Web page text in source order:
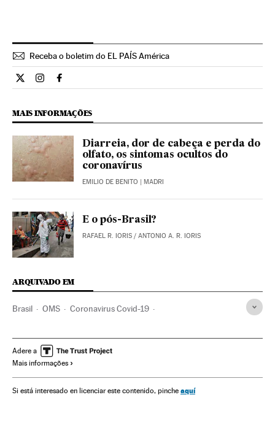
Receba o boletim do EL PAÍS América
Internacional El País Brasil en Twitter
Internacional El País Brasil en Instagram
Internacional El País Brasil en Facebook
MAIS INFORMAÇÕES
Diarreia, dor de cabeça e perda do
olfato, os sintomas ocultos do
coronavírus
EMILIO DE BENITO | MADRI
E o pós-Brasil?
RAFAEL R. IORIS / ANTONIO A. R. IORIS
ARQUIVADO EM
Brasil OMS Coronavirus Covid-19
Doenças infecciosas Doenças respiratórias
Ministério Saúde
Adere a
Mais informações
Si está interesado en licenciar este contenido, pinche aquí